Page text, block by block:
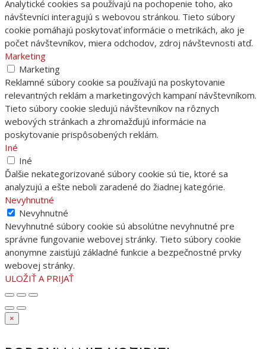
Analytické cookies sa používajú na pochopenie toho, ako
návštevníci interagujú s webovou stránkou. Tieto súbory
cookie pomáhajú poskytovať informácie o metrikách, ako je
počet návštevníkov, miera odchodov, zdroj návštevnosti atď.
Marketing
Marketing
Reklamné súbory cookie sa používajú na poskytovanie
relevantných reklám a marketingových kampaní návštevníkom.
Tieto súbory cookie sledujú návštevníkov na rôznych
webových stránkach a zhromažďujú informácie na
poskytovanie prispôsobených reklám.
Iné
Iné
Ďalšie nekategorizované súbory cookie sú tie, ktoré sa
analyzujú a ešte neboli zaradené do žiadnej kategórie.
Nevyhnutné
Nevyhnutné
Nevyhnutné súbory cookie sú absolútne nevyhnutné pre
správne fungovanie webovej stránky. Tieto súbory cookie
anonymne zaisťujú základné funkcie a bezpečnostné prvky
webovej stránky.
ULOŽIŤ A PRIJAŤ
×